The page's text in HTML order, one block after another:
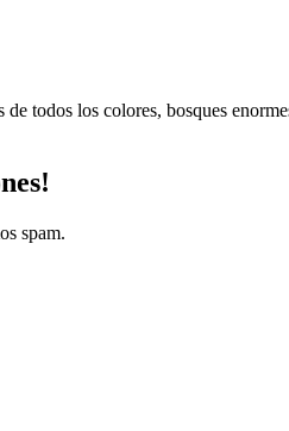
todos los colores, bosques
spam.